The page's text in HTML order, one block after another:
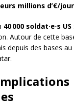
millions d’€/jour
40 000 soldat·e·s US
Autour de cette
depuis des bases au